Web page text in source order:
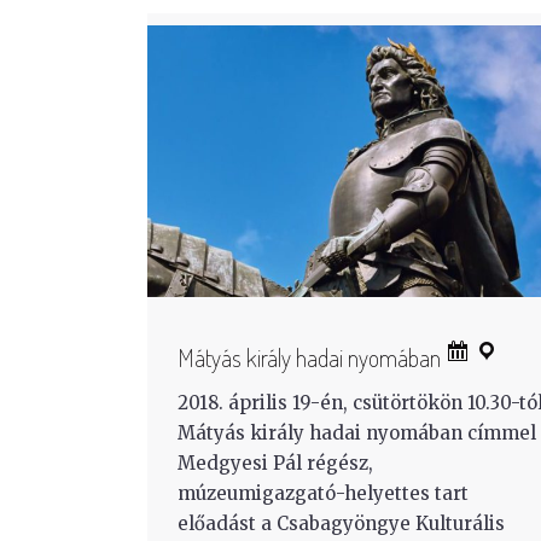
Mátyás király hadai nyomában
2018. április 19-én, csütörtökön 10.30-
Mátyás király hadai nyomában címmel
Medgyesi Pál régész,
múzeumigazgató-helyettes tart
előadást a Csabagyöngye Kulturális